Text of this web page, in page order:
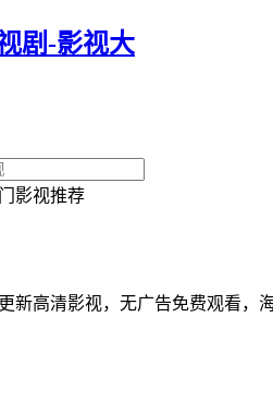
剧-影视大
新高清影视，无广告免费观看，